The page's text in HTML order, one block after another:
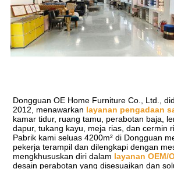
Dongguan OE Home Furniture Co., Ltd.,
2012, menawarkan layanan pengadaan
kamar tidur, ruang tamu, perabotan baja,
dapur, tukang kayu, meja rias, dan cermin
Pabrik kami seluas 4200m² di Dongguan
pekerja terampil dan dilengkapi dengan
mengkhususkan diri dalam layanan OEM/
desain perabotan yang disesuaikan dan